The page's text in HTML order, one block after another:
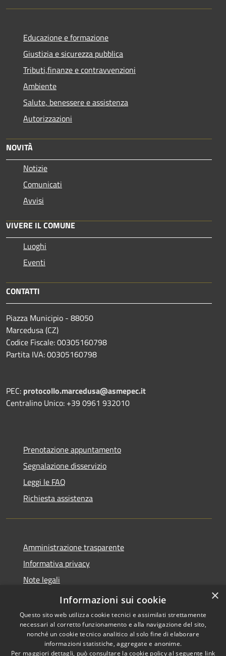
Educazione e formazione
Giustizia e sicurezza pubblica
Tributi,finanze e contravvenzioni
Ambiente
Salute, benessere e assistenza
Autorizzazioni
NOVITÀ
Notizie
Comunicati
Avvisi
VIVERE IL COMUNE
Luoghi
Eventi
CONTATTI
Piazza Municipio - 88050
Marcedusa (CZ)
Codice Fiscale: 00305160798
Partita IVA: 00305160798
PEC: protocollo.marcedusa@asmepec.it
Centralino Unico: +39 0961 932010
Prenotazione appuntamento
Segnalazione disservizio
Leggi le FAQ
Richiesta assistenza
Amministrazione trasparente
Informativa privacy
Note legali
Dichiarazione di accessibilità
Copyright © 2026 • Comune di
×
Informazioni sui cookie
Questo sito web utilizza cookie tecnici e assimilati strettamente
necessari al corretto funzionamento e alla navigazione del sito,
nonché un cookie tecnico analitico al solo fine di elaborare
informazioni statistiche, aggregate e anonime.
Per maggiori dettagli, può consultare la cookie policy al seguente link